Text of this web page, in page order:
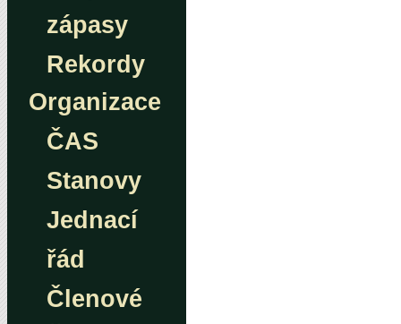
zápasy
Rekordy
Organizace
ČAS
Stanovy
Jednací
řád
Členové